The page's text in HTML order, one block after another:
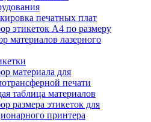
печатных плат
этикеток А4 по размеру
материалов лазерного
материала для
печати
таблица материалов
размера этикеток для
принтера